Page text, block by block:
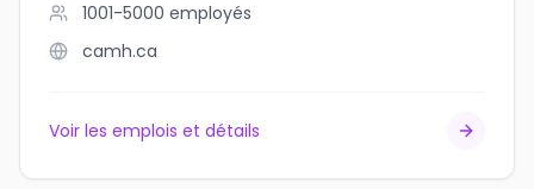
1001-5000 employés
camh.ca
Voir les emplois et détails